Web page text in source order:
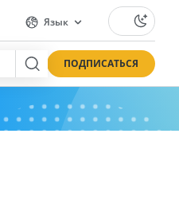
Язык
ПОДПИСАТЬСЯ